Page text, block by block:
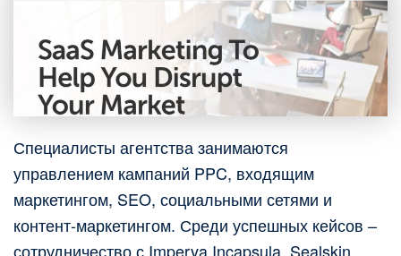
Специалисты агентства занимаются
управлением кампаний PPC, входящим
маркетингом, SEO, социальными сетями и
контент-маркетингом. Среди успешных кейсов –
сотрудничество с Imperva Incapsula, Sealskin